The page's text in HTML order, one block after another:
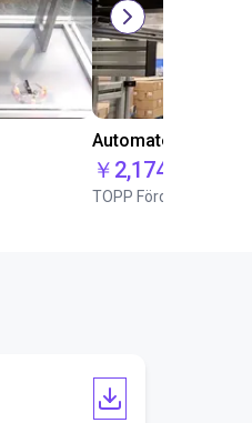
￥2,174,577
TOPP Fördertechnik